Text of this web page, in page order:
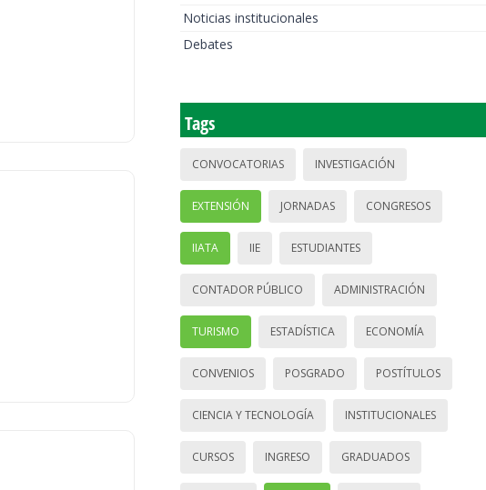
Noticias institucionales
Debates
Tags
CONVOCATORIAS INVESTIGACIÓN
EXTENSIÓN JORNADAS CONGRESOS
IIATA IIE ESTUDIANTES
CONTADOR PÚBLICO ADMINISTRACIÓN
TURISMO ESTADÍSTICA ECONOMÍA
CONVENIOS POSGRADO POSTÍTULOS
CIENCIA Y TECNOLOGÍA INSTITUCIONALES
CURSOS INGRESO GRADUADOS